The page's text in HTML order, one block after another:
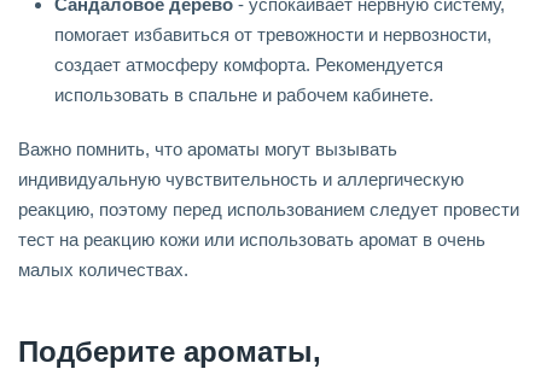
Сандаловое дерево - успокаивает нервную систему,
помогает избавиться от тревожности и нервозности,
создает атмосферу комфорта. Рекомендуется
использовать в спальне и рабочем кабинете.
Важно помнить, что ароматы могут вызывать
индивидуальную чувствительность и аллергическую
реакцию, поэтому перед использованием следует провести
тест на реакцию кожи или использовать аромат в очень
малых количествах.
Подберите ароматы,